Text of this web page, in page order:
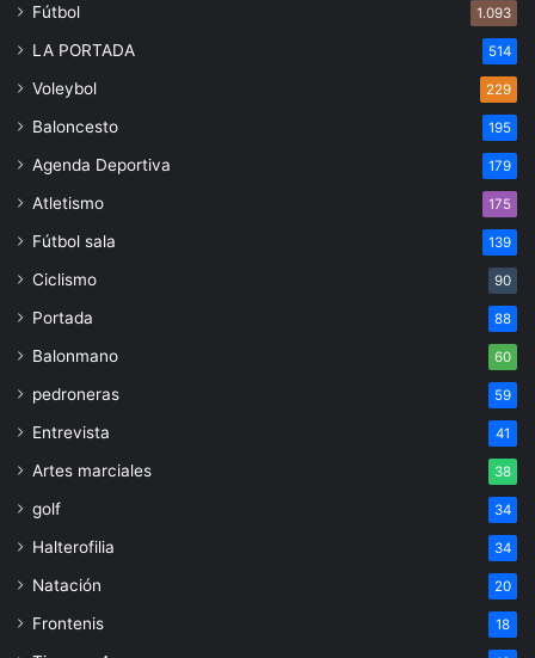
Fútbol 1.093
LA PORTADA 514
Voleybol 229
Baloncesto 195
Agenda Deportiva 179
Atletismo 175
Fútbol sala 139
Ciclismo 90
Portada 88
Balonmano 60
pedroneras 59
Entrevista 41
Artes marciales 38
golf 34
Halterofilia 34
Natación 20
Frontenis 18